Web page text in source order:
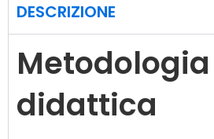
DESCRIZIONE
Metodologia
didattica